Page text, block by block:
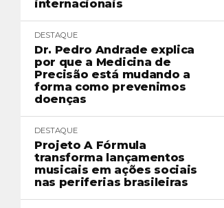
internacionais
DESTAQUE
Dr. Pedro Andrade explica
por que a Medicina de
Precisão está mudando a
forma como prevenimos
doenças
DESTAQUE
Projeto A Fórmula
transforma lançamentos
musicais em ações sociais
nas periferias brasileiras